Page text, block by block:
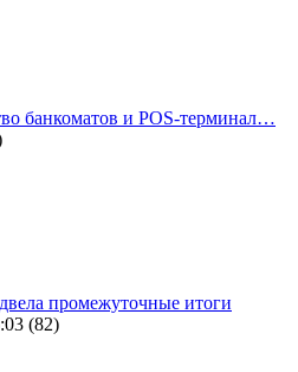
банкоматов и POS-терминал…
промежуточные итоги
(82)